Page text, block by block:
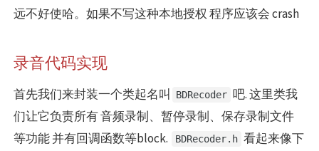
远不好使哈。如果不写这种本地授权 程序应该会 crash
录音代码实现
首先我们来封装一个类起名叫 BDRecoder 吧. 这里类我
们让它负责所有 音频录制、暂停录制、保存录制文件
等功能 并有回调函数等block.
BDRecoder.h 看起来像下